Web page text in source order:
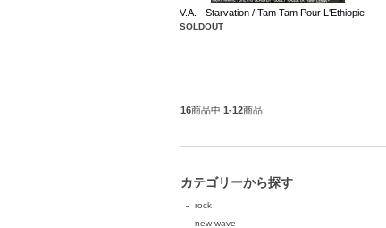
V.A. - Starvation / Tam Tam Pour L'Ethiopie
SOLDOUT
16商品中 1-12商品
カテゴリーから探す
rock
new wave